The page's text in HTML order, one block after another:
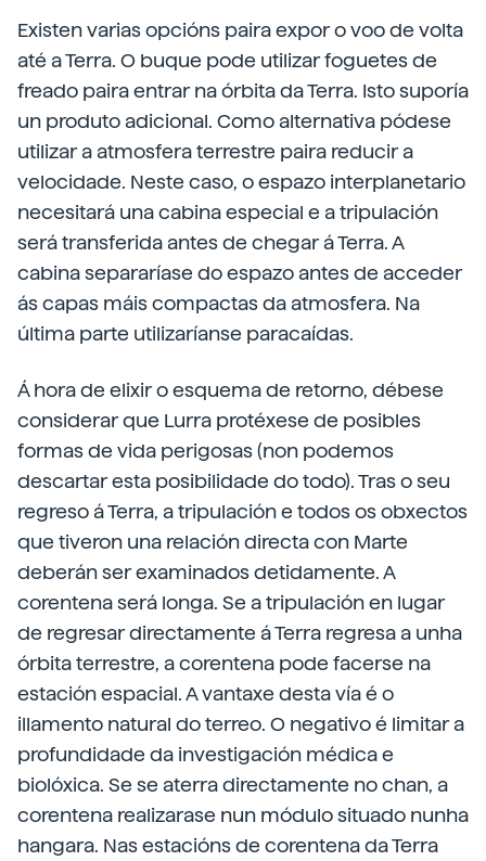
Existen varias opcións paira expor o voo de volta
até a Terra. O buque pode utilizar foguetes de
freado paira entrar na órbita da Terra. Isto suporía
un produto adicional. Como alternativa pódese
utilizar a atmosfera terrestre paira reducir a
velocidade. Neste caso, o espazo interplanetario
necesitará una cabina especial e a tripulación
será transferida antes de chegar á Terra. A
cabina separaríase do espazo antes de acceder
ás capas máis compactas da atmosfera. Na
última parte utilizaríanse paracaídas.
Á hora de elixir o esquema de retorno, débese
considerar que Lurra protéxese de posibles
formas de vida perigosas (non podemos
descartar esta posibilidade do todo). Tras o seu
regreso á Terra, a tripulación e todos os obxectos
que tiveron una relación directa con Marte
deberán ser examinados detidamente. A
corentena será longa. Se a tripulación en lugar
de regresar directamente á Terra regresa a unha
órbita terrestre, a corentena pode facerse na
estación espacial. A vantaxe desta vía é o
illamento natural do terreo. O negativo é limitar a
profundidade da investigación médica e
biolóxica. Se se aterra directamente no chan, a
corentena realizarase nun módulo situado nunha
hangara. Nas estacións de corentena da Terra